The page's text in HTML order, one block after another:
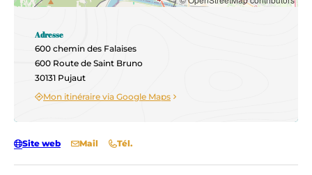
Adresse
600 chemin des Falaises
600 Route de Saint Bruno
30131 Pujaut
Mon itinéraire via Google Maps
Site web Mail Tél.